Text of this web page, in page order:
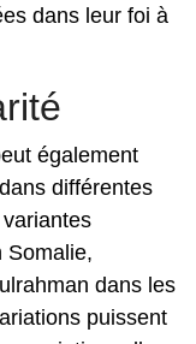
dans leur foi à
également
différentes
Somalie,
dans les
puissent